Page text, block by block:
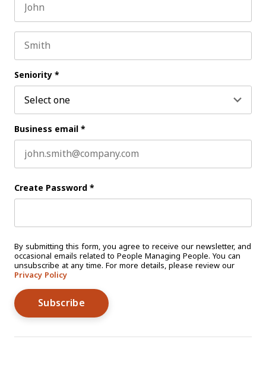
Seniority *
Business email *
Create Password *
By submitting this form, you agree to receive our newsletter, and
occasional emails related to People Managing People. You can
unsubscribe at any time. For more details, please review our
Privacy Policy